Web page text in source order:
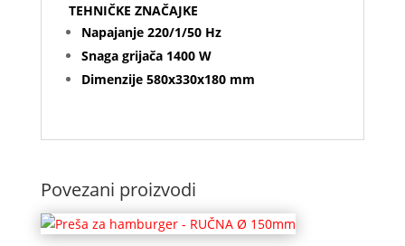
TEHNIČKE ZNAČAJKE
Napajanje 220/1/50 Hz
Snaga grijača 1400 W
Dimenzije 580x330x180 mm
Povezani proizvodi